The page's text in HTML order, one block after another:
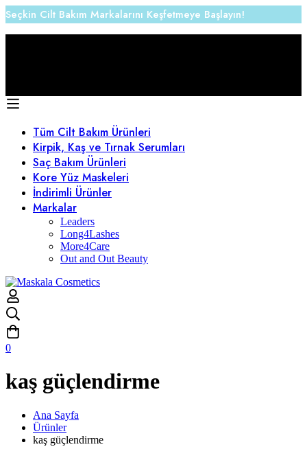
Seçkin Cilt Bakım Markalarını Keşfetmeye Başlayın!
Tüm Cilt Bakım Ürünleri
Kirpik, Kaş ve Tırnak Serumları
Saç Bakım Ürünleri
Kore Yüz Maskeleri
İndirimli Ürünler
Markalar
Leaders
Long4Lashes
More4Care
Out and Out Beauty
0
kaş güçlendirme
Ana Sayfa
Ürünler
kaş güçlendirme